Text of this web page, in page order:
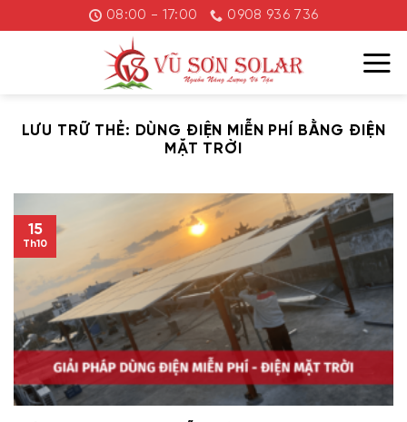
đến
08:00 - 17:00 0908 936 736
LƯU TRỮ THẺ: DÙNG ĐIỆN MIỄN PHÍ BẰNG ĐIỆN
MẶT TRỜI
15
Th10